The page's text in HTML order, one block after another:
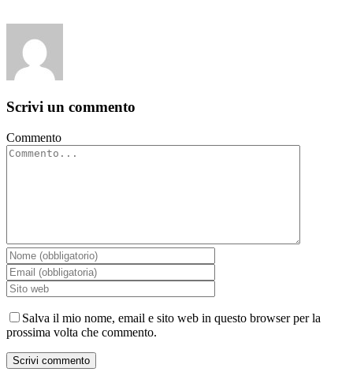
Scrivi un commento
Commento
Salva il mio nome, email e sito web in questo browser per la
prossima volta che commento.